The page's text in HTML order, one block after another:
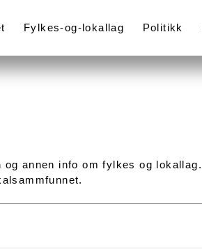
Fylkes-og-lokallag Politikk
annen info om fylkes og lokallag.